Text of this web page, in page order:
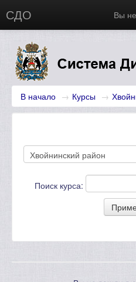
СДО Вы
Новости
Русский (ru)
В начало → Курсы →
Поиск курса: